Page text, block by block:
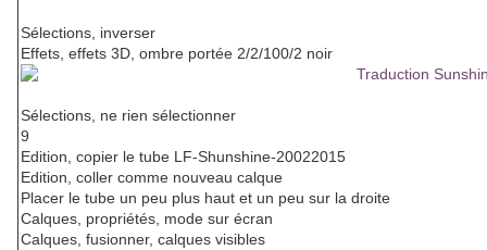
Sélections, inverser
Effets, effets 3D, ombre portée 2/2/100/2 noir
Sélections, ne rien sélectionner
9
Edition, copier le tube LF-Shunshine-20022015
Edition, coller comme nouveau calque
Placer le tube un peu plus haut et un peu sur la droite
Calques, propriétés, mode sur écran
Calques, fusionner, calques visibles